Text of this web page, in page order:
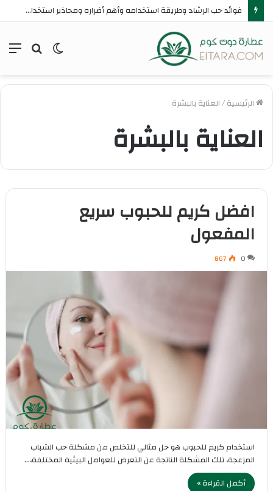
فوائد حب الرشاد وطريقة استخدامه وأهم أضراره ومحاذير استخدامه
بحث الوضع
الرئيسية/العناية بالبشرة
العناية بالبشرة
افضل كريم للحبوب سريع
المفعول
0
867
استخدام كريم للحبوب هو حل مثالي للتخلص من مشكلة حب الشباب
المزعجة، تلك المشكلة الناتجة عن التعرض للعوامل البيئية المختلفة،…
أكمل القراءة »